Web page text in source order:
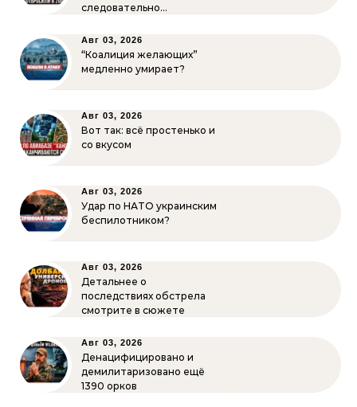
следовательно…
Авг 03, 2026
“Коалиция желающих”
медленно умирает?
Авг 03, 2026
Вот так: всё простенько и
со вкусом
Авг 03, 2026
Удар по НАТО украинским
беспилотником?
Авг 03, 2026
Детальнее о
последствиях обстрела
смотрите в сюжете
Авг 03, 2026
Денацифицировано и
демилитаризовано ещё
1390 орков